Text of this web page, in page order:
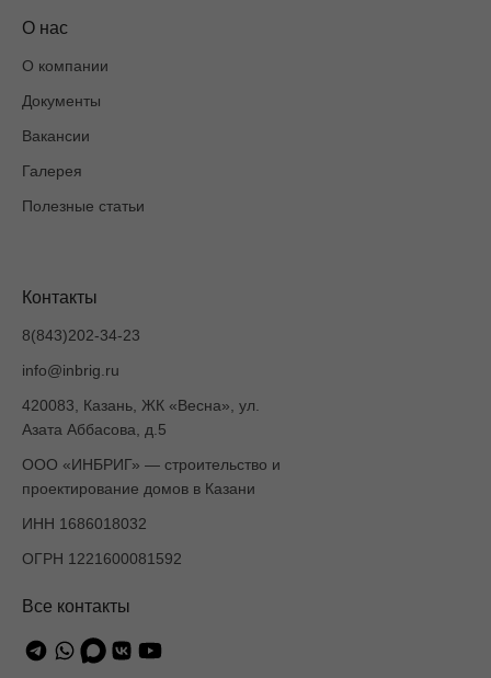
О нас
О компании
Документы
Вакансии
Галерея
Полезные статьи
Контакты
8(843)202-34-23
info@inbrig.ru
420083, Казань, ЖК «Весна», ул.
Азата Аббасова, д.5
ООО «ИНБРИГ» — строительство и
проектирование домов в Казани
ИНН 1686018032
ОГРН 1221600081592
Все контакты